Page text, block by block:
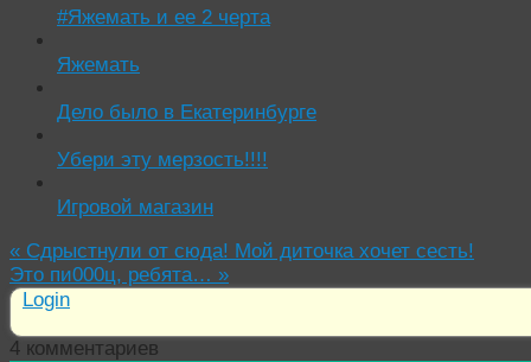
#Яжемать и ее 2 черта
Яжемать
Дело было в Екатеринбурге
Убери эту мерзость!!!!
Игровой магазин
« Сдрыстнули от сюда! Мой диточка хочет сесть!
Это пи000ц, ребята… »
Login
4 комментариев